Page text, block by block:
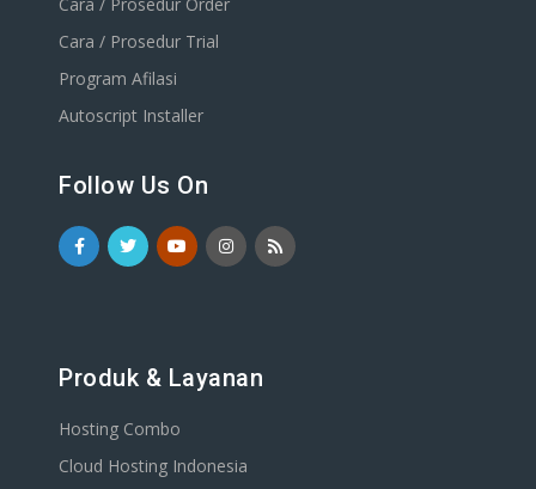
Cara / Prosedur Trial
Program Afilasi
Autoscript Installer
Follow Us On
Produk & Layanan
Hosting Combo
Cloud Hosting Indonesia